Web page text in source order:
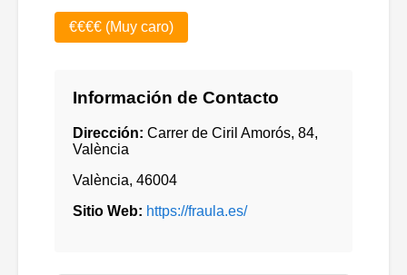
€€€€ (Muy caro)
Información de Contacto
Dirección: Carrer de Ciril Amorós, 84,
València
València, 46004
Sitio Web: https://fraula.es/